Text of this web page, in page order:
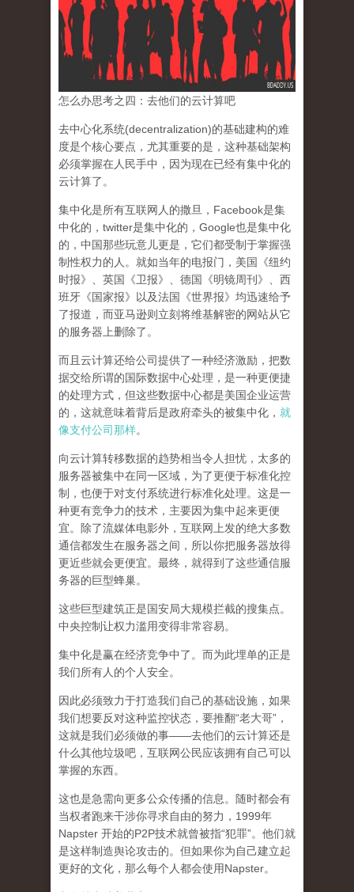
怎么办思考之四：去他们的云计算吧
去中心化系统(decentralization)的基础建构的难
度是个核心要点， 尤其重要的是，这种基础架构
必须掌握在人民手中， 因为现在已经有集中化的
云计算了。
集中化是所有互联网人的撒旦 ，Facebook是集
中化的，twitter是集中化的，Google也是集中化
的，中国那些玩意儿更是，它们都受制于掌握强
制性权力的人。就如当年的电报门，美国《纽约
时报》、英国《卫报》、德国《明镜周刊》、西
班牙《国家报》以及法国《世界报》均迅速给予
了报道，而亚马逊则立刻将维基解密的网站从它
的服务器上删除了。
而且云计算还给公司提供了一种经济激励，把数
据交给所谓的国际数据中心处理，是一种更便捷
的处理方式，但这些数据中心都是美国企业运营
的，这就意味着背后是政府牵头的被集中化， 就
像支付公司那样。
向云计算转移数据的趋势相当令人担忧，太多的
服务器被集中在同一区域，为了更便于标准化控
制，也便于对支付系统进行标准化处理。这是一
种更有竞争力的技术，主要因为集中起来更便
宜。除了流媒体电影外，互联网上发的绝大多数
通信都发生在服务器之间，所以你把服务器放得
更近些就会更便宜。最终，就得到了这些通信服
务器的巨型蜂巢。
这些巨型建筑正是国安局大规模拦截的搜集点。
中央控制让权力滥用变得非常容易。
集中化是赢在经济竞争中了。而为此埋单的正是
我们所有人的个人安全。
因此必须致力于打造我们自己的基础设施，如果
我们想要反对这种监控状态，要推翻“老大哥”，
这就是我们必须做的事——去他们的云计算还是
什么其他垃圾吧，互联网公民应该拥有自己可以
掌握的东西。
这也是急需向更多公众传播的信息。随时都会有
当权者跑来干涉你寻求自由的努力，1999年
Napster 开始的P2P技术就曾被指“犯罪”。他们就
是这样制造舆论攻击的。但如果你为自己建立起
更好的文化，那么每个人都会使用Napster。